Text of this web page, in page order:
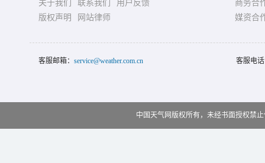
关于我们 联系我们
用户反馈
版权声明
网站律师
商务合
媒资合
客服邮箱： service@weather.com.cn 客服电
中国天气网版权所有，未经书面授权